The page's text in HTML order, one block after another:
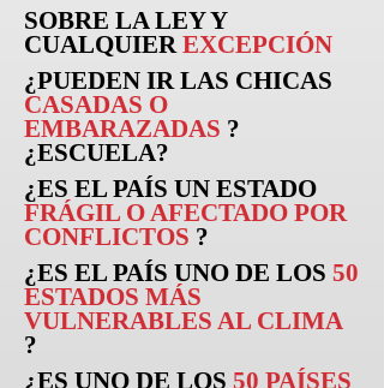
SOBRE LA LEY Y
CUALQUIEREXCEPCIÓN
¿PUEDEN IRLAS CHICAS
CASADAS O
EMBARAZADAS ?
¿ESCUELA?
¿ES EL PAÍS UN ESTADO
FRÁGIL O AFECTADO POR
CONFLICTOS ?
¿ES EL PAÍS UNO DE LOS 50
ESTADOS MÁS
VULNERABLES AL CLIMA
?
¿ES UNO DE LOS 50 PAÍSES